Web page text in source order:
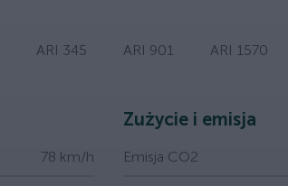
ARI 345 ARI 901 ARI 1570
78 km/h
Zużycie i emisja
Emisja CO2